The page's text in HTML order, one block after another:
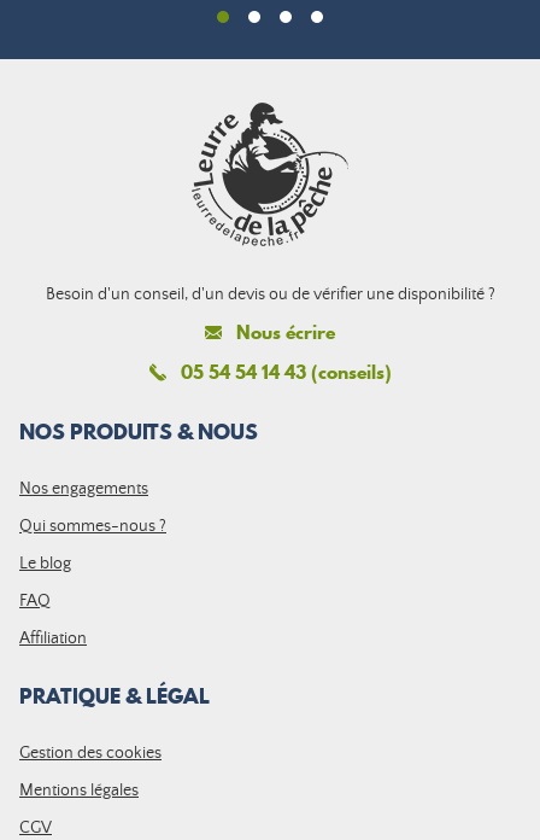
Besoin d'un conseil, d'un devis ou de vérifier une disponibilité ?
Nous écrire
05 54 54 14 43 (conseils)
NOS PRODUITS & NOUS
Nos engagements
Qui sommes-nous ?
Le blog
FAQ
Affiliation
PRATIQUE & LÉGAL
Gestion des cookies
Mentions légales
CGV